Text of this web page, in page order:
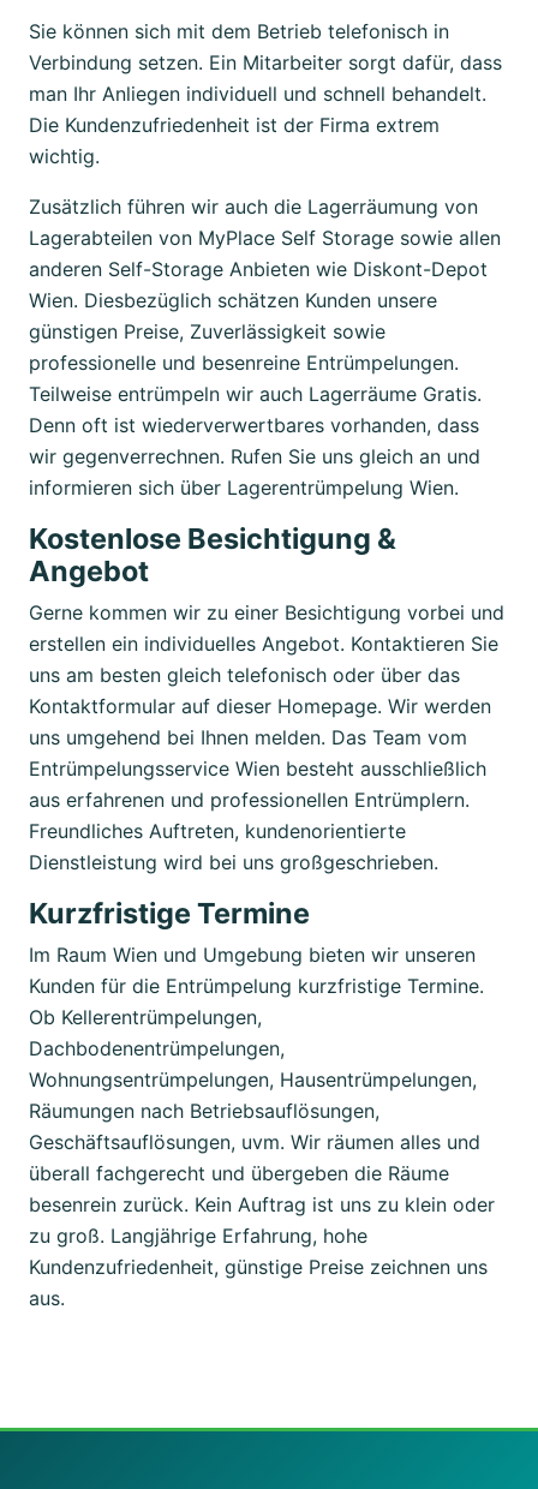
Sie können sich mit dem Betrieb telefonisch in
Verbindung setzen. Ein Mitarbeiter sorgt dafür, dass
man Ihr Anliegen individuell und schnell behandelt.
Die Kundenzufriedenheit ist der Firma extrem
wichtig.
Zusätzlich führen wir auch die Lagerräumung von
Lagerabteilen von MyPlace Self Storage sowie allen
anderen Self-Storage Anbieten wie Diskont-Depot
Wien. Diesbezüglich schätzen Kunden unsere
günstigen Preise, Zuverlässigkeit sowie
professionelle und besenreine Entrümpelungen.
Teilweise entrümpeln wir auch Lagerräume Gratis.
Denn oft ist wiederverwertbares vorhanden, dass
wir gegenverrechnen. Rufen Sie uns gleich an und
informieren sich über Lagerentrümpelung Wien.
Kostenlose Besichtigung &
Angebot
Gerne kommen wir zu einer Besichtigung vorbei und
erstellen ein individuelles Angebot. Kontaktieren Sie
uns am besten gleich telefonisch oder über das
Kontaktformular auf dieser Homepage. Wir werden
uns umgehend bei Ihnen melden. Das Team vom
Entrümpelungsservice Wien besteht ausschließlich
aus erfahrenen und professionellen Entrümplern.
Freundliches Auftreten, kundenorientierte
Dienstleistung wird bei uns großgeschrieben.
Kurzfristige Termine
Im Raum Wien und Umgebung bieten wir unseren
Kunden für die Entrümpelung kurzfristige Termine.
Ob Kellerentrümpelungen,
Dachbodenentrümpelungen,
Wohnungsentrümpelungen, Hausentrümpelungen,
Räumungen nach Betriebsauflösungen,
Geschäftsauflösungen, uvm. Wir räumen alles und
überall fachgerecht und übergeben die Räume
besenrein zurück. Kein Auftrag ist uns zu klein oder
zu groß. Langjährige Erfahrung, hohe
Kundenzufriedenheit, günstige Preise zeichnen uns
aus.